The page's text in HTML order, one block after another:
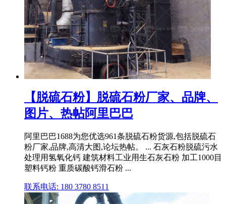
【脱硫石粉】脱硫石粉厂家、品牌、
图片、热帖阿里巴巴
阿里巴巴1688为您优选961条脱硫石粉货源,包括脱硫石
粉厂家,品牌,高清大图,论坛热帖。 ... 石灰石粉脱硫污水
处理用氢氧化钙 建筑材料工业用生石灰石粉 加工1000目
塑料钙粉 重质碳酸钙滑石粉 ...
联系电话: 180 3780 8511